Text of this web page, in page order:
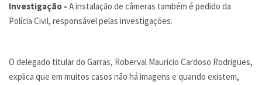
Investigação - A instalação de câmeras também é pedido da
Polícia Civil, responsável pelas investigações.
O delegado titular do Garras, Roberval Mauricio Cardoso Rodrigues,
explica que em muitos casos não há imagens e quando existem,